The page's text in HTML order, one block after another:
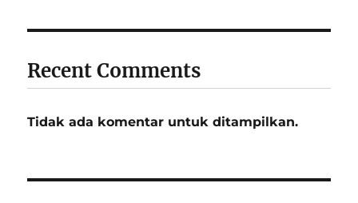
Recent Comments
Tidak ada komentar untuk ditampilkan.